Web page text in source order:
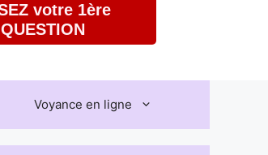
votre 1ère
QUESTION
Voyance en ligne